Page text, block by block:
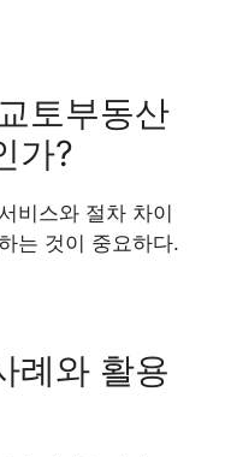
토부동산
가?
비스와 절차 차이
는 것이 중요하다.
례와 활용